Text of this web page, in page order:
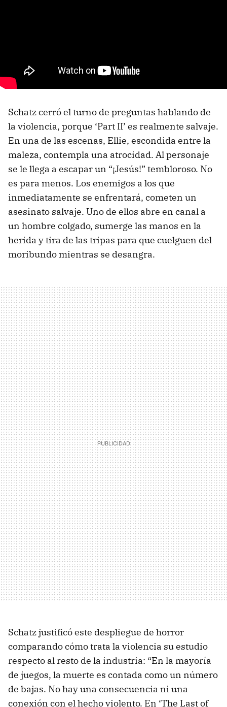
Schatz cerró el turno de preguntas hablando de
la violencia, porque ‘Part II’ es realmente salvaje.
En una de las escenas, Ellie, escondida entre la
maleza, contempla una atrocidad. Al personaje
se le llega a escapar un “¡Jesús!” tembloroso. No
es para menos. Los enemigos a los que
inmediatamente se enfrentará, cometen un
asesinato salvaje. Uno de ellos abre en canal a
un hombre colgado, sumerge las manos en la
herida y tira de las tripas para que cuelguen del
moribundo mientras se desangra.
Schatz justificó este despliegue de horror
comparando cómo trata la violencia su estudio
respecto al resto de la industria: “En la mayoría
de juegos, la muerte es contada como un número
de bajas. No hay una consecuencia ni una
conexión con el hecho violento. En ‘The Last of